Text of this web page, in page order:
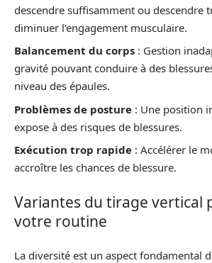
descendre suffisamment ou descendre
diminuer l’engagement musculaire.
Balancement du corps : Gestion
gravité pouvant conduire à des
niveau des épaules.
Problèmes de posture : Une position
expose à des risques de blessures.
Exécution trop rapide : Accélérer le
accroître les chances de blessure.
Variantes du tirage vertical
votre routine
La diversité est un aspect fondamental